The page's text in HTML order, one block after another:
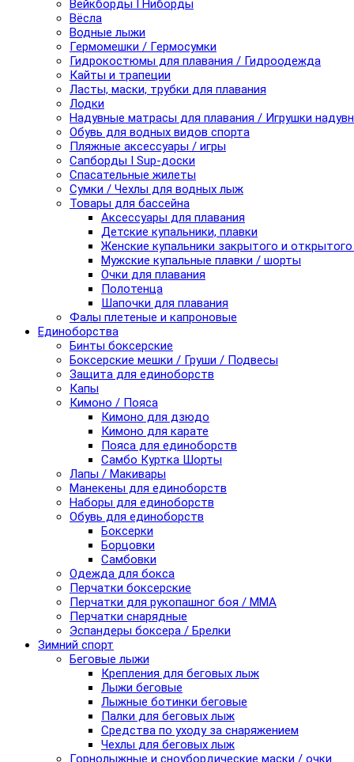
Вейкборды I Ниборды
Вёсла
Водные лыжи
Гермомешки / Гермосумки
Гидрокостюмы для плавания / Гидроодежда
Кайты и трапеции
Ласты, маски, трубки для плавания
Лодки
Надувные матрасы для плавания / Игрушки
Обувь для водных видов спорта
Пляжные аксессуары / игры
Сапборды I Sup-доски
Спасательные жилеты
Сумки / Чехлы для водных лыж
Товары для бассейна
Аксессуары для плавания
Детские купальники, плавки
Женские купальники закрытого и
Мужские купальные плавки / шорты
Очки для плавания
Полотенца
Шапочки для плавания
Фалы плетеные и капроновые
Единоборства
Бинты боксерские
Боксерские мешки / Груши / Подвесы
Защита для единоборств
Капы
Кимоно / Пояса
Кимоно для дзюдо
Кимоно для карате
Пояса для единоборств
Самбо Куртка Шорты
Лапы / Макивары
Манекены для единоборств
Наборы для единоборств
Обувь для единоборств
Боксерки
Борцовки
Самбовки
Одежда для бокса
Перчатки боксерские
Перчатки для рукопашног боя / ММА
Перчатки снарядные
Эспандеры боксера / Брелки
Зимний спорт
Беговые лыжи
Крепления для беговых лыж
Лыжи беговые
Лыжные ботинки беговые
Палки для беговых лыж
Средства по уходу за снаряжением
Чехлы для беговых лыж
Горнолыжные и сноубордические маски / очки